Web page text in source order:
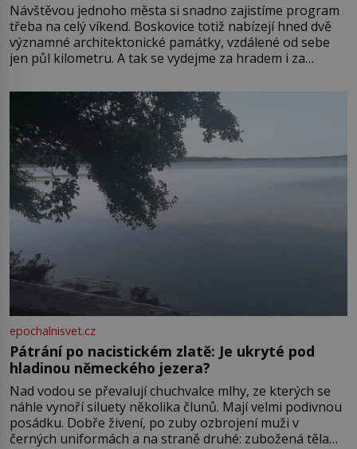
Návštěvou jednoho města si snadno zajistíme program
třeba na celý víkend. Boskovice totiž nabízejí hned dvě
významné architektonické památky, vzdálené od sebe
jen půl kilometru. A tak se vydejme za hradem i za
Boskovice na okraji Drahanské vrchoviny vznikla někdy
ve13. století, a už v roce 1313 kronikáři zaznamenali
epochalnisvet.cz
Pátrání po nacistickém zlatě: Je ukryté pod
hladinou německého jezera?
Nad vodou se převalují chuchvalce mlhy, ze kterých se
náhle vynoří siluety několika člunů. Mají velmi podivnou
posádku. Dobře živení, po zuby ozbrojení muži v
černých uniformách a na straně druhé: zubožená těla